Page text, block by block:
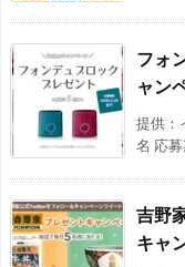
フォ
ャン
提供：
名 応
吉野
キャ